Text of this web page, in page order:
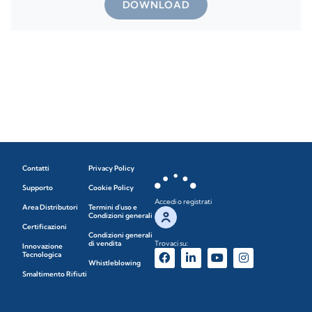
DOWNLOAD
Contatti
Supporto
Area Distributori
Certificazioni
Innovazione
Tecnologica
Smaltimento Rifiuti
Privacy Policy
Cookie Policy
Termini d'uso e
Condizioni generali
Condizioni generali
di vendita
Whistleblowing
Accedi o registrati
Trovaci su: